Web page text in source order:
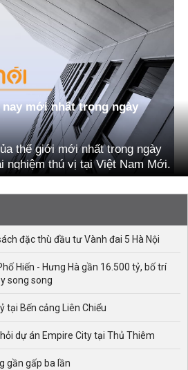
mới nhất trong ngày
thế giới mới nhất trong ngày
nghiệm thú vị tại Việt Nam Mới.
những thời gian thoải mái ngay
đặc thù đầu tư Vành đai 5 Hà Nội
Hiến - Hưng Hà gần 16.500 tỷ, bố trí
song song
tại Bến cảng Liên Chiểu
dự án Empire City tại Thủ Thiêm
gần gấp ba lần